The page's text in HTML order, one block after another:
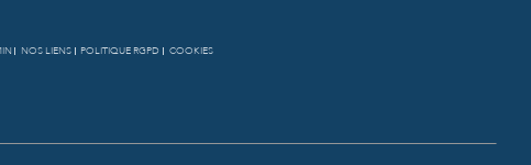
NOS LIENS POLITIQUE RGPD COOKIES